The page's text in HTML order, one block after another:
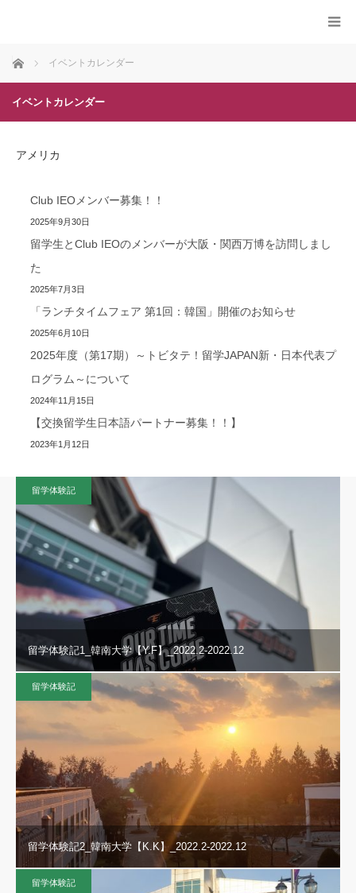
ホーム イベントカレンダー
イベントカレンダー
アメリカ
Club IEOメンバー募集！！
2025年9月30日
留学生とClub IEOのメンバーが大阪・関西万博を訪問しまし
た
2025年7月3日
「ランチタイムフェア 第1回：韓国」開催のお知らせ
2025年6月10日
2025年度（第17期）～トビタテ！留学JAPAN新・日本代表プ
ログラム～について
2024年11月15日
【交換留学生日本語パートナー募集！！】
2023年1月12日
留学体験記
留学体験記1_韓南大学【Y.F】_2022.2-2022.12
留学体験記
留学体験記2_韓南大学【K.K】_2022.2-2022.12
留学体験記